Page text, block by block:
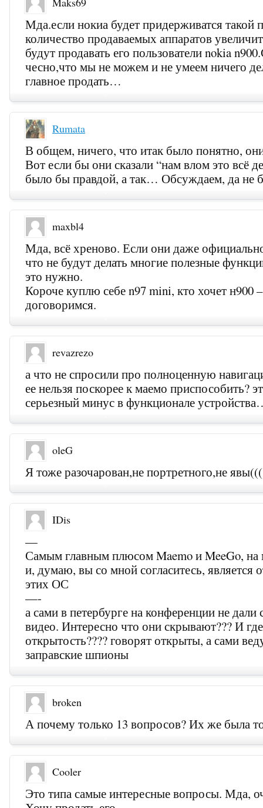
Мда.если нокиа будет придерживатся такой
количество продаваемых аппаратов
будут продавать его пользователи nokia
чесно,что мы не можем и не умеем ничего
главное продать…
Rumata
В общем, ничего, что итак было понятно,
Вот если бы они сказали “нам влом это всё
было бы правдой, а так… Обсуждаем, да не
maxbl4
Мда, всё хреново. Если они даже
что не будут делать многие полезные
это нужно.
Короче куплю себе n97 mini, кто хочет н900
договоримся.
revazrezo
а что не спросили про полноценную
ее нельзя поскорее к маемо приспособить?
серьезный минус в функционале
oleG
Я тоже разочарован,не портретного,не
IDis
—
Самым главным плюсом Maemo и MeeGo, на
и, думаю, вы со мной согласитесь, является
этих ОС
—-
а сами в петербурге на конференции не дали
видео. Интересно что они скрывают??? И
открытость???? говорят открыты, а сами
заправские шпионы
broken
А почему только 13 вопросов? Их же была
Cooler
Это типа самые интересные вопросы. Мда,